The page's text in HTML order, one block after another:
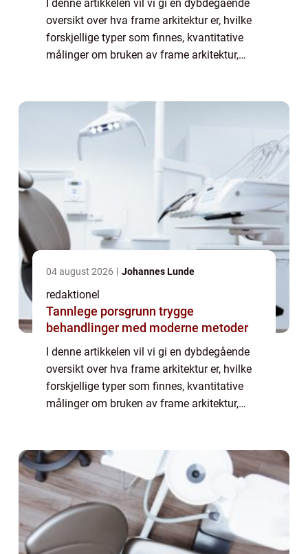
I denne artikkelen vil vi gi en dybdegående
oversikt over hva frame arkitektur er, hvilke
forskjellige typer som finnes, kvantitative
målinger om bruken av frame arkitektur,
04 august 2026 Johannes Lunde
redaktionel
Tannlege porsgrunn trygge
behandlinger med moderne metoder
I denne artikkelen vil vi gi en dybdegående
oversikt over hva frame arkitektur er, hvilke
forskjellige typer som finnes, kvantitative
målinger om bruken av frame arkitektur,